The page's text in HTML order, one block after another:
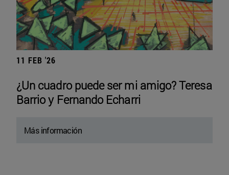
11 FEB '26
¿Un cuadro puede ser mi amigo? Teresa
Barrio y Fernando Echarri
Más información